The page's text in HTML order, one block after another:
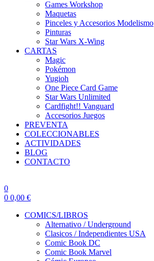
Games Workshop
Maquetas
Pinceles y Accesorios Modelismo
Pinturas
Star Wars X-Wing
CARTAS
Magic
Pokémon
Yugioh
One Piece Card Game
Star Wars Unlimited
Cardfight!! Vanguard
Accesorios Juegos
PREVENTA
COLECCIONABLES
ACTIVIDADES
BLOG
CONTACTO
0
0 0,00 €
COMICS/LIBROS
Alternativo / Underground
Clasicos / Independientes USA
Comic Book DC
Comic Book Marvel